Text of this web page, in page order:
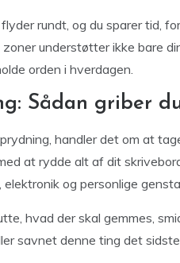
rundt, og du sparer tid,
understøtter ikke bare
orden i hverdagen.
Sådan griber
handler det om at
at rydde alt af dit
og personlige
hvad der skal gemmes,
savnet denne ting det